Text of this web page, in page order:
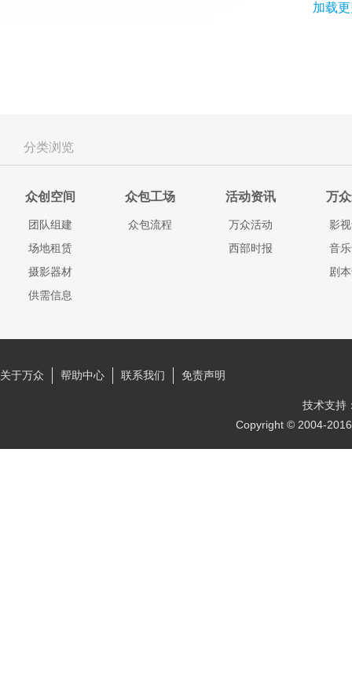
加载
分类浏览
众创空间
团队组建
场地租赁
摄影器材
供需信息
众包工场
众包流程
活动资讯
万众活动
西部时报
万
影
音
剧
关于万众 帮助中心 联系我们 免责声明
Copyright © 2004-
技术支持